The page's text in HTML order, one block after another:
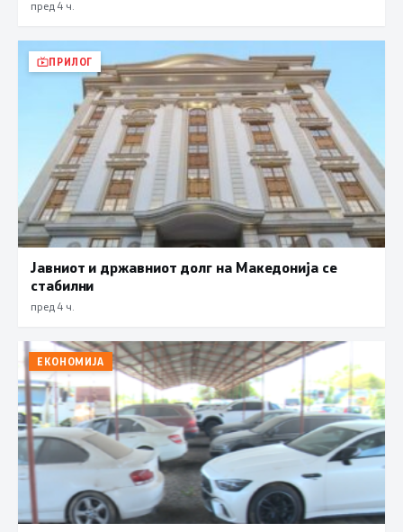
пред 4 ч.
ПРИЛОГ
Јавниот и државниот долг на Македонија се
стабилни
пред 4 ч.
ЕКОНОМИЈА